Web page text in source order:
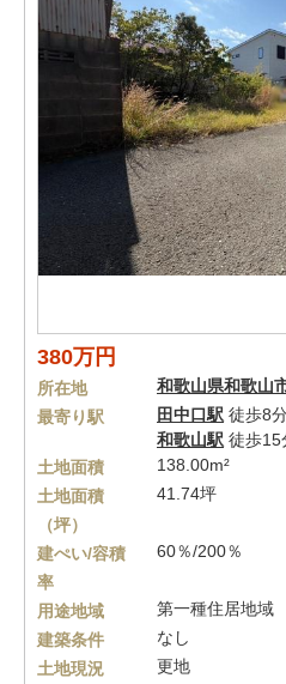
380万円
所在地 和歌山県和歌山
最寄り駅
田中口駅 徒歩8
和歌山駅 徒歩15
土地面積
138.00m²
土地面積
（坪）
41.74坪
建ぺい/容積
率
60％/200％
用途地域
第一種住居地域
建築条件
なし
土地現況
更地